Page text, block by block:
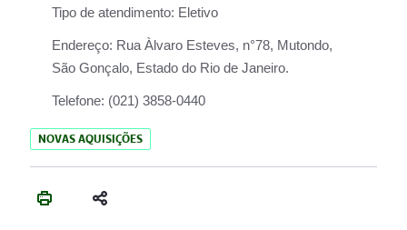
Tipo de atendimento: Eletivo
Endereço: Rua Àlvaro Esteves, n°78, Mutondo,
São Gonçalo, Estado do Rio de Janeiro.
Telefone: (021) 3858-0440
NOVAS AQUISIÇÕES